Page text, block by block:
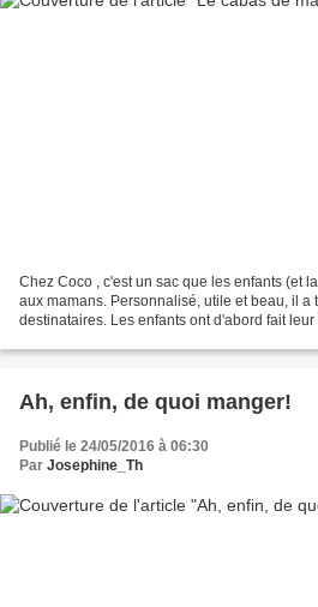
Chez Coco , c'est un sac que les enfants (et
aux mamans. Personnalisé, utile et beau, il a
destinataires. Les enfants ont d'abord fait leur
Ah, enfin, de quoi manger!
Publié le 24/05/2016 à 06:30
Par Josephine_Th